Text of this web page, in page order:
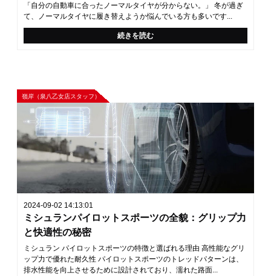
「自分の自動車に合ったノーマルタイヤが分からない。」 冬が過ぎ
て、ノーマルタイヤに履き替えようか悩んでいる方も多いです...
続きを読む
嶺岸（泉八乙女店スタッフ）
2024-09-02 14:13:01
ミシュランパイロットスポーツの全貌：グリップ力
と快適性の秘密
ミシュラン パイロットスポーツの特徴と選ばれる理由 高性能なグリ
ップ力で優れた耐久性 パイロットスポーツのトレッドパターンは、
排水性能を向上させるために設計されており、濡れた路面...